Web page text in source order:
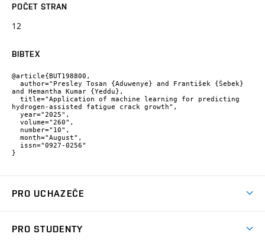
POČET STRAN
12
BIBTEX
@article{BUT198800,
and Hemantha Kumar {Yeddu},
hydrogen-assisted fatigue crack growth",
}
PRO UCHAZEČE
PRO STUDENTY